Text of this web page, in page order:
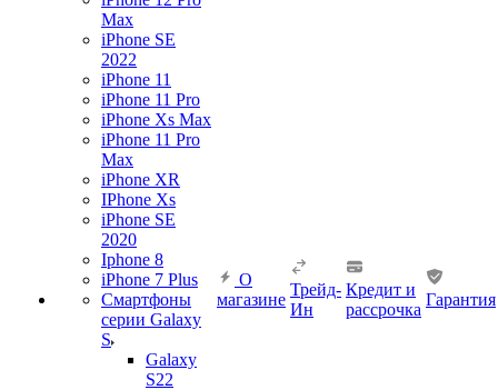
Max
iPhone SE
2022
iPhone 11
iPhone 11 Pro
iPhone Xs Max
iPhone 11 Pro
Max
iPhone XR
IPhone Xs
iPhone SE
2020
Iphone 8
iPhone 7 Plus
Смартфоны
серии Galaxy
S
Galaxy
S22
О
магазине
Трейд-
Ин
Кредит и
рассрочка
Гарантия